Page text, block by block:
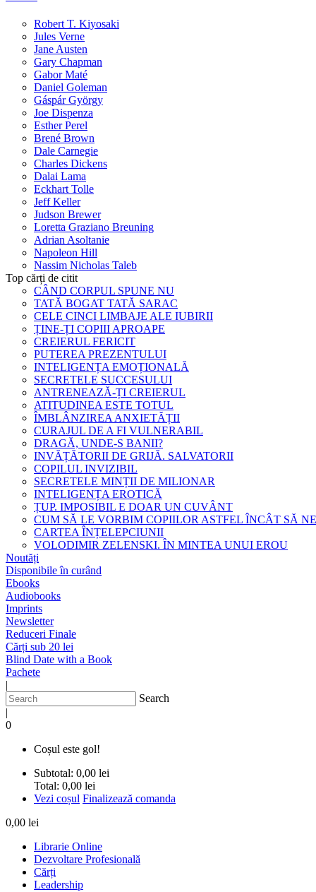
Robert T. Kiyosaki
Jules Verne
Jane Austen
Gary Chapman
Gabor Maté
Daniel Goleman
Gáspár György
Joe Dispenza
Esther Perel
Brené Brown
Dale Carnegie
Charles Dickens
Dalai Lama
Eckhart Tolle
Jeff Keller
Judson Brewer
Loretta Graziano Breuning
Adrian Asoltanie
Napoleon Hill
Nassim Nicholas Taleb
Top cărți de citit
CÂND CORPUL SPUNE NU
TATĂ BOGAT TATĂ SARAC
CELE CINCI LIMBAJE ALE IUBIRII
ȚINE-ȚI COPIII APROAPE
CREIERUL FERICIT
PUTEREA PREZENTULUI
INTELIGENȚA EMOȚIONALĂ
SECRETELE SUCCESULUI
ANTRENEAZĂ-ȚI CREIERUL
ATITUDINEA ESTE TOTUL
ÎMBLÂNZIREA ANXIETĂȚII
CURAJUL DE A FI VULNERABIL
DRAGĂ, UNDE-S BANII?
INVĂȚĂTORII DE GRIJĂ. SALVATORII
COPILUL INVIZIBIL
SECRETELE MINȚII DE MILIONAR
INTELIGENȚA EROTICĂ
ȚUP. IMPOSIBIL E DOAR UN CUVÂNT
CUM SĂ LE VORBIM COPIILOR ASTFEL ÎNCÂT SĂ
CARTEA ÎNȚELEPCIUNII
VOLODIMIR ZELENSKI. ÎN MINTEA UNUI EROU
Noutăți
Disponibile în curând
Ebooks
Audiobooks
Imprints
Newsletter
Reduceri Finale
Cărți sub 20 lei
Blind Date with a Book
Pachete
|
Search
|
0
Coșul este gol!
Subtotal: 0,00 lei
Total: 0,00 lei
Vezi coșul Finalizează comanda
0,00 lei
Librarie Online
Dezvoltare Profesională
Cărți
Leadership